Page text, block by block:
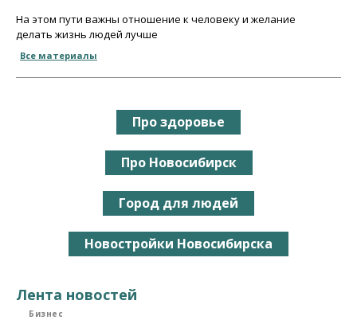
На этом пути важны отношение к человеку и желание
делать жизнь людей лучше
Все материалы
Про здоровье
Про Новосибирск
Город для людей
Новостройки Новосибирска
Лента новостей
Бизнес